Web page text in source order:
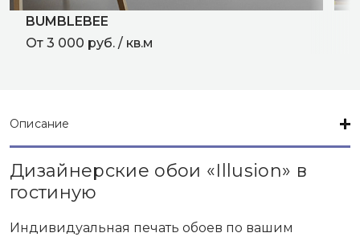
BUMBLEBEE
От 3 000 руб. / кв.м
Описание
Дизайнерские обои «Illusion» в
гостиную
Индивидуальная печать обоев по вашим